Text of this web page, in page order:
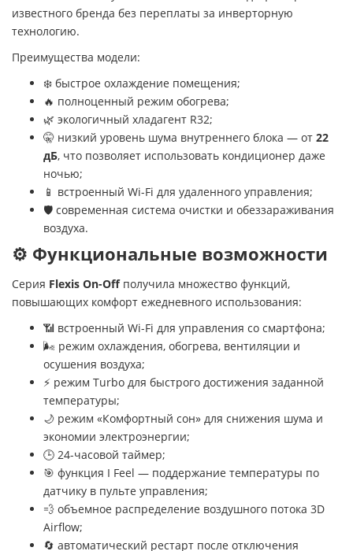
известного бренда без переплаты за инверторную
технологию.
Преимущества модели:
❄️ быстрое охлаждение помещения;
🔥 полноценный режим обогрева;
🌿 экологичный хладагент R32;
🤫 низкий уровень шума внутреннего блока — от 22
дБ, что позволяет использовать кондиционер даже
ночью;
📱 встроенный Wi-Fi для удаленного управления;
🛡️ современная система очистки и обеззараживания
воздуха.
⚙️ Функциональные возможности
Серия Flexis On-Offполучила множество функций,
повышающих комфорт ежедневного использования:
📶 встроенный Wi-Fi для управления со смартфона;
🌬️ режим охлаждения, обогрева, вентиляции и
осушения воздуха;
⚡ режим Turbo для быстрого достижения заданной
температуры;
🌙 режим «Комфортный сон» для снижения шума и
экономии электроэнергии;
🕒 24-часовой таймер;
🎯 функция I Feel — поддержание температуры по
датчику в пульте управления;
💨 объемное распределение воздушного потока 3D
Airflow;
🔄 автоматический рестарт после отключения